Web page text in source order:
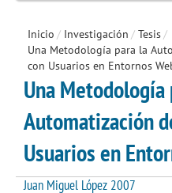
Inicio / Investigación / Tesis/
Una Metodología para la
con Usuarios en Entornos
Una Metodología
Automatización
Usuarios en
Juan Miguel López 2007